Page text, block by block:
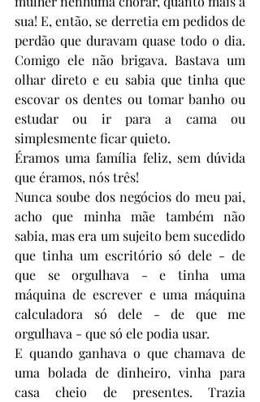
sua! E, então, se derretia em pedidos de
perdão que duravam quase todo o dia.
Comigo ele não brigava. Bastava um
olhar direto e eu sabia que tinha que
escovar os dentes ou tomar banho ou
estudar ou ir para a cama ou
simplesmente ficar quieto.
Éramos uma família feliz, sem dúvida
que éramos, nós três!
Nunca soube dos negócios do meu pai,
acho que minha mãe também não
sabia, mas era um sujeito bem sucedido
que tinha um escritório só dele - de
que se orgulhava - e tinha uma
máquina de escrever e uma máquina
calculadora só dele - de que me
orgulhava - que só ele podia usar.
E quando ganhava o que chamava de
uma bolada de dinheiro, vinha para
casa cheio de presentes. Trazia